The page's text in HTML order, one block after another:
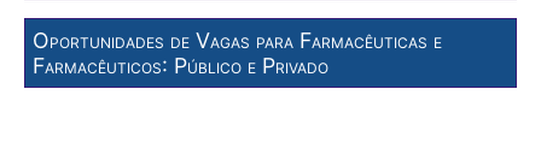
Oportunidades de Vagas para Farmacêuticas e
Farmacêuticos: Público e Privado